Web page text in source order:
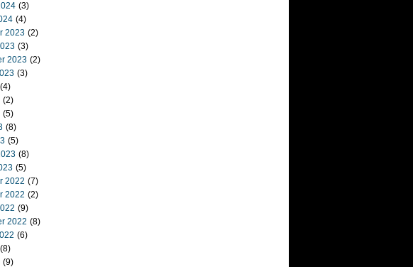
(3)
(4)
2023 (2)
(3)
2023 (2)
(3)
(4)
(2)
(5)
(8)
(5)
(8)
(5)
2022 (7)
2022 (2)
(9)
2022 (8)
(6)
(8)
(9)